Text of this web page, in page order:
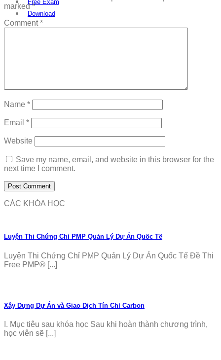
Free Exam
Download
marked*
Comment*
Name *
Email *
Website
Save my name, email, and website in this browser for the
next time I comment.
CÁC KHÓA HỌC
Luyện Thi Chứng Chỉ PMP Quản Lý Dự Án Quốc Tế
Luyện Thi Chứng Chỉ PMP Quản Lý Dự Án Quốc Tế Đề Thi
Free PMP® [...]
Xây Dựng Dự Án và Giao Dịch Tín Chỉ Carbon
I. Mục tiêu sau khóa học Sau khi hoàn thành chương trình,
học viên sẽ [...]